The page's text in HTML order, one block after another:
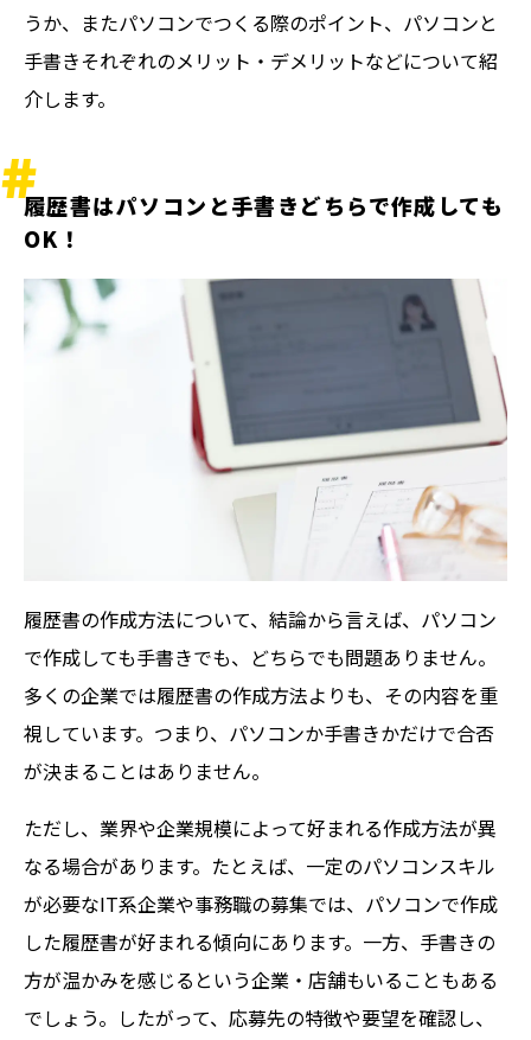
うか、またパソコンでつくる際のポイント、パソコンと
手書きそれぞれのメリット・デメリットなどについて紹
介します。
履歴書はパソコンと手書きどちらで作成しても
OK！
履歴書の作成方法について、結論から言えば、パソコン
で作成しても手書きでも、どちらでも問題ありません。
多くの企業では履歴書の作成方法よりも、その内容を重
視しています。つまり、パソコンか手書きかだけで合否
が決まることはありません。
ただし、業界や企業規模によって好まれる作成方法が異
なる場合があります。たとえば、一定のパソコンスキル
が必要なIT系企業や事務職の募集では、パソコンで作成
した履歴書が好まれる傾向にあります。一方、手書きの
方が温かみを感じるという企業・店舗もいることもある
でしょう。したがって、応募先の特徴や要望を確認し、